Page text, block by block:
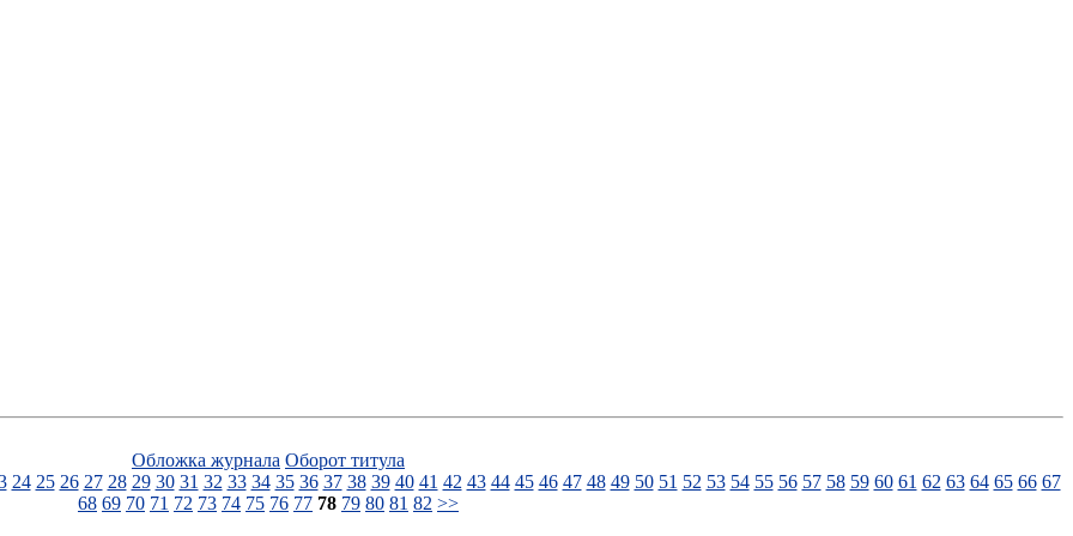
Обложка журнала Оборот титула
24 25 26 27 28 29 30 31 32 33 34 35 36 37 38 39 40 41 42 43 44 45 46 47 48 49 50 51 52 53 54 55 56 57 58 59 60 61 62 63 64 65 66 67
68 69 70 71 72 73 74 75 76 77 78 79 80 81 82 >>